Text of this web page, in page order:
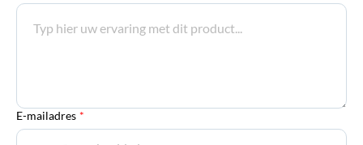
E-mailadres *